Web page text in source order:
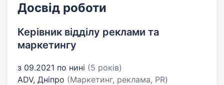
Досвід роботи
Керівник відділу реклами та
маркетингу
з 09.2021 по нині (5 років)
ADV, Дніпро (Маркетинг, реклама, PR)